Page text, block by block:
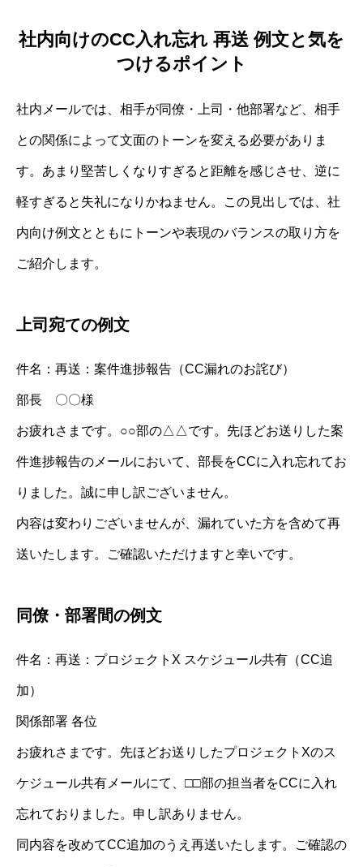
社内向けのCC入れ忘れ 再送 例文と気を
つけるポイント
社内メールでは、相手が同僚・上司・他部署など、相手
との関係によって文面のトーンを変える必要がありま
す。あまり堅苦しくなりすぎると距離を感じさせ、逆に
軽すぎると失礼になりかねません。この見出しでは、社
内向け例文とともにトーンや表現のバランスの取り方を
ご紹介します。
上司宛ての例文
件名：再送：案件進捗報告（CC漏れのお詫び）
部長 〇〇様
お疲れさまです。○○部の△△です。先ほどお送りした案
件進捗報告のメールにおいて、部長をCCに入れ忘れてお
りました。誠に申し訳ございません。
内容は変わりございませんが、漏れていた方を含めて再
送いたします。ご確認いただけますと幸いです。
同僚・部署間の例文
件名：再送：プロジェクトX スケジュール共有（CC追
加）
関係部署 各位
お疲れさまです。先ほどお送りしたプロジェクトXのス
ケジュール共有メールにて、□□部の担当者をCCに入れ
忘れておりました。申し訳ありません。
同内容を改めてCC追加のうえ再送いたします。ご確認の